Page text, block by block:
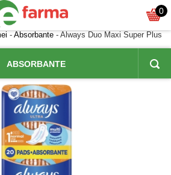
0
- Absorbante - Always Duo Maxi Super Plus
ABSORBANTE